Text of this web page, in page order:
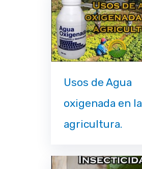
Usos de Agua
oxigenada en la
agricultura.